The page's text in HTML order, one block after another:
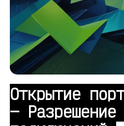
Открытие
— Разрешение